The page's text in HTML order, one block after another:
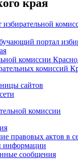
края
портал
комиссии
комиссий
сайтов
комиссии
правовых актов в
информации
сообщения